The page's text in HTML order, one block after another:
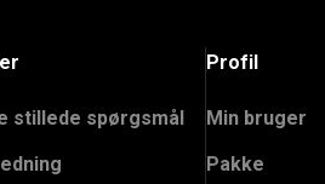
stillede spørgsmål
Profil
Min bruger
Pakke